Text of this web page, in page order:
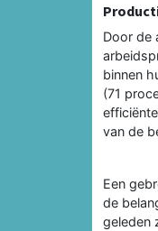
Door de
binnen
(71
van de
Een
de
geleden